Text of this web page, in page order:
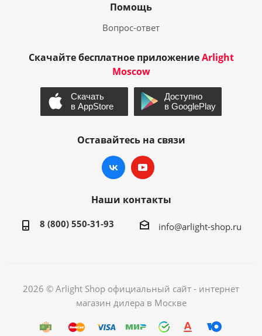
Помощь
Вопрос-ответ
Скачайте бесплатное приложениеArlight
Moscow
Оставайтесь на связи
Наши контакты
8 (800) 550-31-93 info@arlight-shop.ru
2026 © Arlight Shop официальный сайт - интернет
магазин дилера в Москве